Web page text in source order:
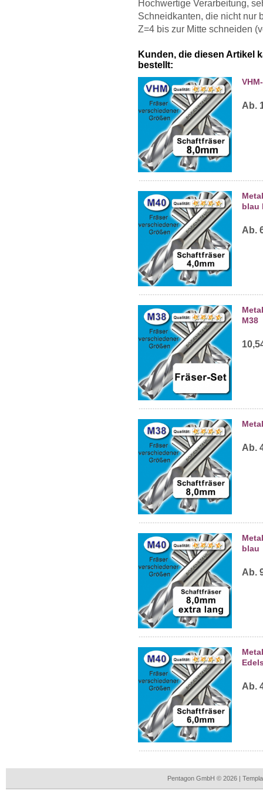
Hochwertige Verarbeitung,
Schneidkanten, die nicht nur
Z=4 bis zur Mitte schneiden
Kunden, die diesen Artikel
bestellt:
Ab.
blau
Ab.
M38
Ab.
blau
Ab.
Ab.
Pentagon GmbH © 2026 |